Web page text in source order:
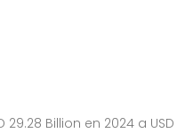
Billion en 2024 a USD